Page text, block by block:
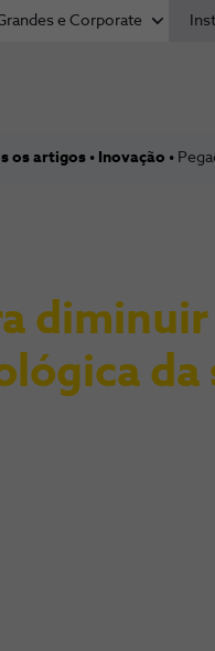
Grandes e Corporate
os artigos Inovação
diminuir
da